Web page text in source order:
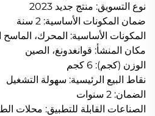
نوع التسويق: منتج جديد 2023
ضمان المكونات الأساسية: 2 سنة
المكونات الأساسية: المحرك، الماسح
مكان المنشأ: قوانغدونغ، الصين
الوزن (كجم): 6 كجم
نقاط البيع الرئيسية: سهولة التشغيل
الضمان: 2 سنوات
الصناعات القابلة للتطبيق: محلات